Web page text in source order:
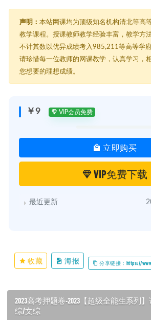
声明： 本站网课均为顶级知名机构清北等高
教学课程。授课教师教学经验丰富，教学方
不计其数以优异成绩考入985,211等高等学
请珍惜每一位教师的网课教学，认真学习，
您想要的理想成绩。
￥9 VIP会员免费
立即购买
VIP免费下载
最近更新
收藏 海报 分享链接：https://
2023高考押题卷-2023【超级全能生系列
综/文综